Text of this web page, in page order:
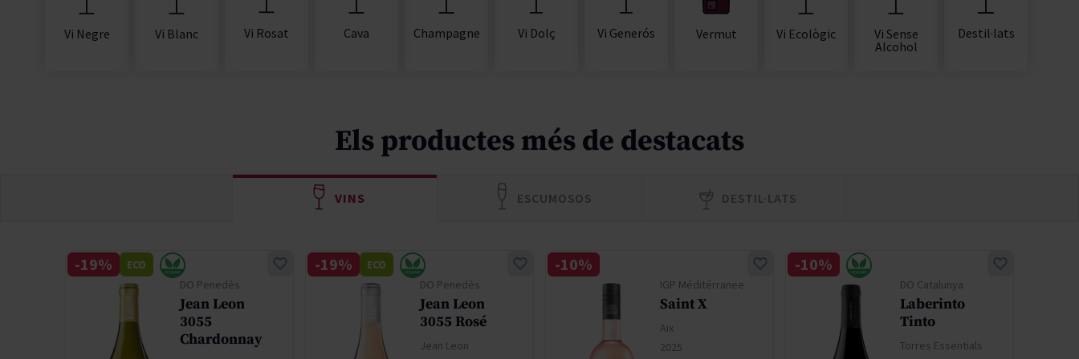
Vi Negre Vi Blanc Vi Rosat Cava Champagne Vi Dolç Vi Generós Vermut Vi Ecològic
Vi Sense
Alcohol
Destil·lats
Els productes més de destacats
VINS ESCUMOSOS DESTIL·LATS
DO Penedès
Jean Leon
3055
Chardonnay
-19% ECO
DO Penedès
Jean Leon
3055 Rosé
Jean Leon
-19% ECO
IGP Méditérranee
Saint X
Aix
2025
-10%
DO Catalunya
Laberinto
Tinto
Torres Essentials
-10%